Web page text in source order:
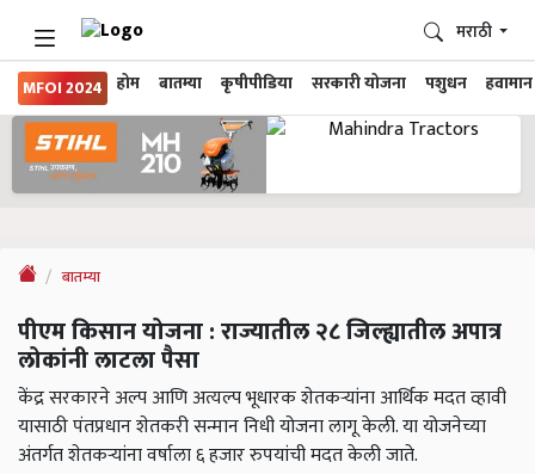
MFOI 2024 होम बातम्या कृषीपीडिया सरकारी योजना पशुधन हवामान
मराठी
बातम्या
पीएम किसान योजना : राज्यातील २८ जिल्ह्यातील अपात्र
लोकांनी लाटला पैसा
केंद्र सरकारने अल्प आणि अत्यल्प भूधारक शेतकऱ्यांना आर्थिक मदत व्हावी
यासाठी पंतप्रधान शेतकरी सन्मान निधी योजना लागू केली. या योजनेच्या
अंतर्गत शेतकऱ्यांना वर्षाला ६ हजार रुपयांची मदत केली जाते.